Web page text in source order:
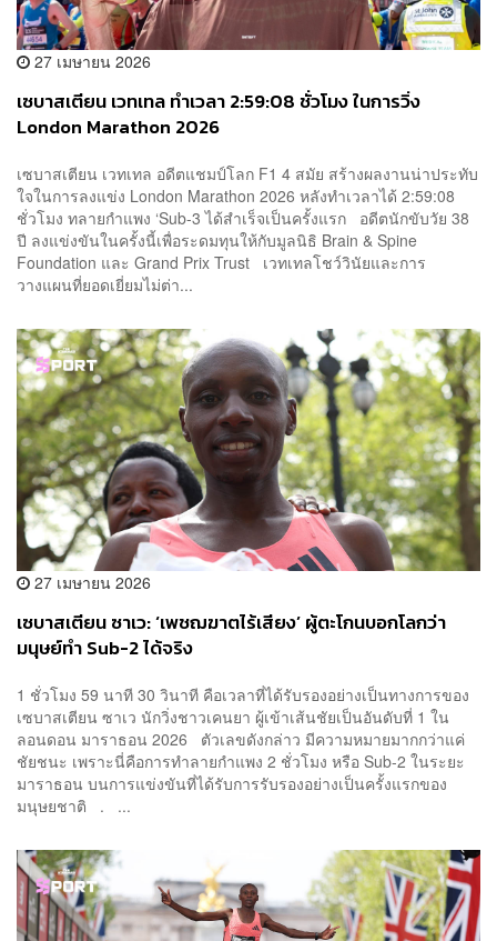
27 เมษายน 2026
เซบาสเตียน เวทเทล ทำเวลา 2:59:08 ชั่วโมง ในการวิ่ง
London Marathon 2026
เซบาสเตียน เวทเทล อดีตแชมป์โลก F1 4 สมัย สร้างผลงานน่าประทับ
ใจในการลงแข่ง London Marathon 2026 หลังทำเวลาได้ 2:59:08
ชั่วโมง ทลายกำแพง ‘Sub-3 ได้สำเร็จเป็นครั้งแรก อดีตนักขับวัย 38
ปี ลงแข่งขันในครั้งนี้เพื่อระดมทุนให้กับมูลนิธิ Brain & Spine
Foundation และ Grand Prix Trust เวทเทลโชว์วินัยและการ
วางแผนที่ยอดเยี่ยมไม่ต่า...
27 เมษายน 2026
เซบาสเตียน ซาเว: ‘เพชฌฆาตไร้เสียง’ ผู้ตะโกนบอกโลกว่า
มนุษย์ทำ Sub-2 ได้จริง
1 ชั่วโมง 59 นาที 30 วินาที คือเวลาที่ได้รับรองอย่างเป็นทางการของ
เซบาสเตียน ซาเว นักวิ่งชาวเคนยา ผู้เข้าเส้นชัยเป็นอันดับที่ 1 ใน
ลอนดอน มาราธอน 2026 ตัวเลขดังกล่าว มีความหมายมากกว่าแค่
ชัยชนะ เพราะนี่คือการทำลายกำแพง 2 ชั่วโมง หรือ Sub-2 ในระยะ
มาราธอน บนการแข่งขันที่ได้รับการรับรองอย่างเป็นครั้งแรกของ
มนุษยชาติ . ...